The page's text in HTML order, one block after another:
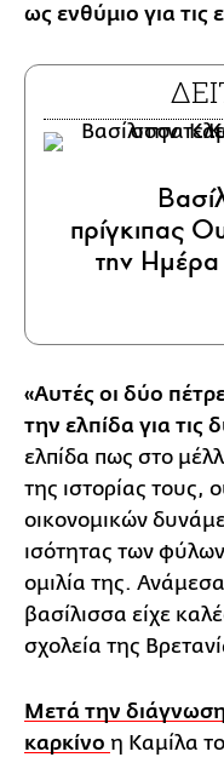
ως ενθύμιο για τις
πρίγκιπας
την Ημέρα
«Αυτές οι δύο
την ελπίδα για τις
ελπίδα πως στο
της ιστορίας τους,
οικονομικών
ισότητας των
ομιλία της.
βασίλισσα είχε
σχολεία της
Μετά την
καρκίνο η Καμίλα